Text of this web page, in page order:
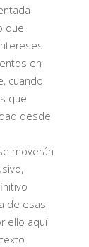
que
en
cuando
que
desde
moverán
de esas
ello aquí